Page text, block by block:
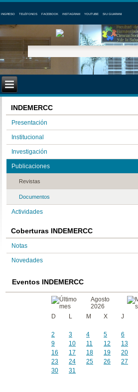
INGRESO TELÉFONOS FACEBOOK INSTAGRAM YOUTUBE SIU GUARANI
INDEMERCC
Presentación
Institucional
Investigación
Publicaciones
Revistas
Documentos
Actividades
Coberturas INDEMERCC
Notas
Novedades
Eventos INDEMERCC
Agosto
2026
D
L M X J
2
3 4 5 6
9
10 11 12 13
16
17 18 19 20
23
24 25 26 27
30
31